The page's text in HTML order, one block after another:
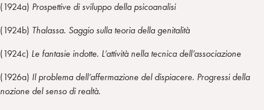
(1924a) Prospettive di sviluppo della psicoanalisi
(1924b) Thalassa. Saggio sulla teoria della genitalità
(1924c) Le fantasie indotte. L’attività nella tecnica dell’associazione
(1926a) Il problema dell’affermazione del dispiacere. Progressi della
nozione del senso di realtà.